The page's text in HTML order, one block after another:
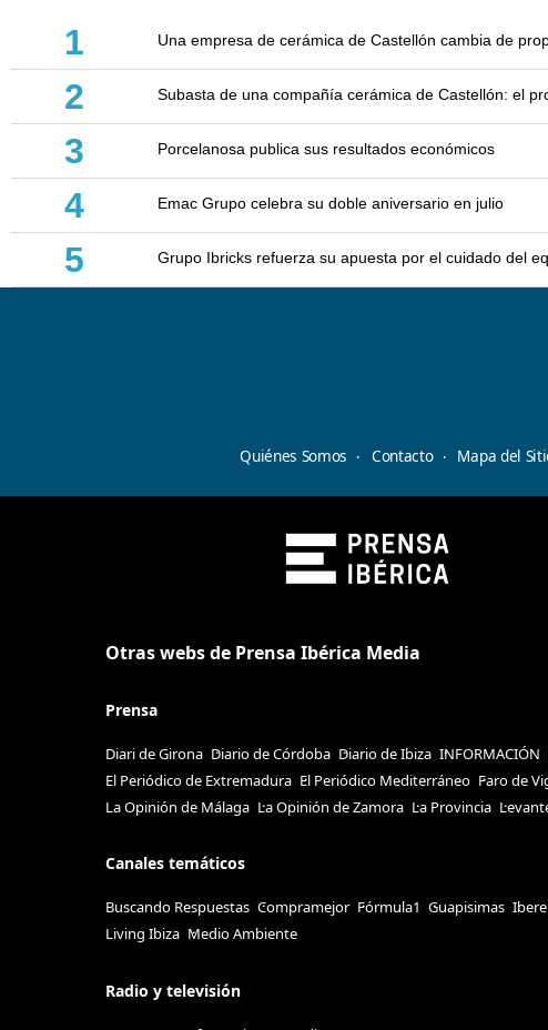
1 Una empresa de cerámica de Castellón cambia de
2 Subasta de una compañía cerámica de Castellón: el
3 Porcelanosa publica sus resultados económicos
4 Emac Grupo celebra su doble aniversario en julio
5 Grupo Ibricks refuerza su apuesta por el cuidado del
Quiénes Somos Contacto Mapa del
Otras webs de Prensa Ibérica Media
Prensa
Diari de Girona Diario de Córdoba Diario de Ibiza INFORMACIÓN
El Periódico de Extremadura El Periódico Mediterráneo Faro de
La Opinión de Málaga La Opinión de Zamora La Provincia
Canales temáticos
Buscando Respuestas Compramejor Fórmula1 Guapisimas
Living Ibiza Medio Ambiente
Radio y televisión